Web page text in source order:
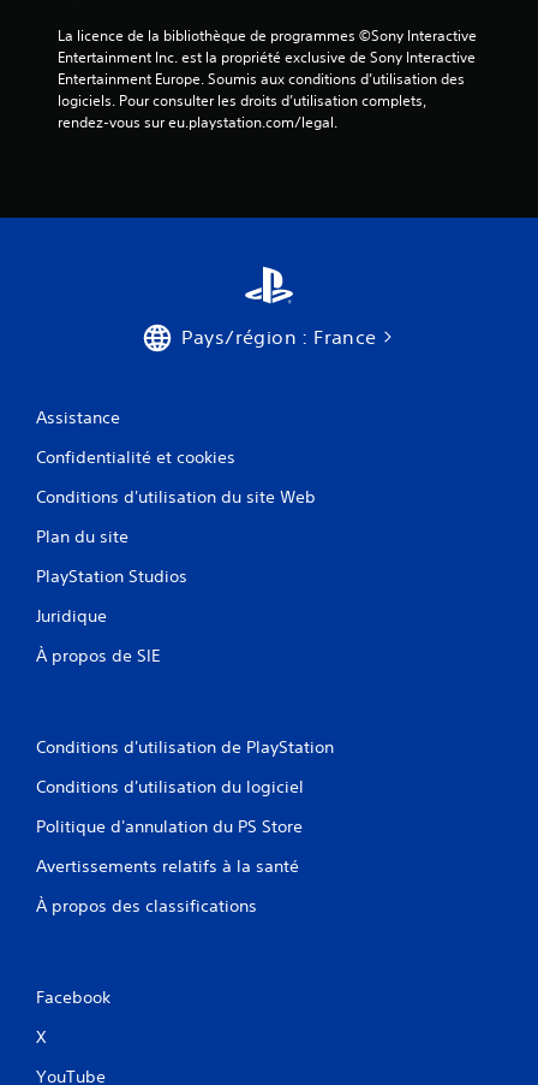
La licence de la bibliothèque de programmes ©Sony Interactive
Entertainment Inc. est la propriété exclusive de Sony Interactive
Entertainment Europe. Soumis aux conditions d’utilisation des
logiciels. Pour consulter les droits d’utilisation complets,
rendez-vous sur eu.playstation.com/legal.
Pays/région : France
Assistance
Confidentialité et cookies
Conditions d'utilisation du site Web
Plan du site
PlayStation Studios
Juridique
À propos de SIE
Conditions d'utilisation de PlayStation
Conditions d'utilisation du logiciel
Politique d'annulation du PS Store
Avertissements relatifs à la santé
À propos des classifications
Facebook
X
YouTube